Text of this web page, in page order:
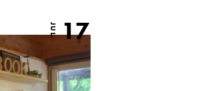
JUL. 17